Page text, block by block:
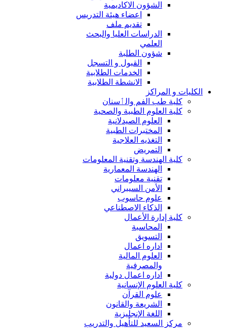
الشؤون الاكاديمية
اعضاء هيئة التدريس
تقديم ملف
الدراسات العليا والبحث
العلمي
شؤون الطلبة
القبول و التسجل
الخدمات الطلابية
الانشطة الطلابية
الكليات و المراكز
كلية طب الفم والٲسنان
كلية العلوم الطبية والصحية
العلوم الصيدلانية
المختبرات الطبية
التغذيه العلاجية
التمريض
كلية الهندسة وتقنية المعلومات
الهندسة المعمارية
تقنية معلومات
الأمن السيبراني
علوم حاسوب
الذكاء الاصطناعي
كلية إدارة الأعمال
المحاسبة
التسويق
اداره اعمال
العلوم المالية
والمصرفية
اداره اعمال دولية
كلية العلوم الإنسانية
علوم القرآن
الشريعة والقانون
اللغة الإنجليزية
مركز السعيد للتأهيل والتدريب